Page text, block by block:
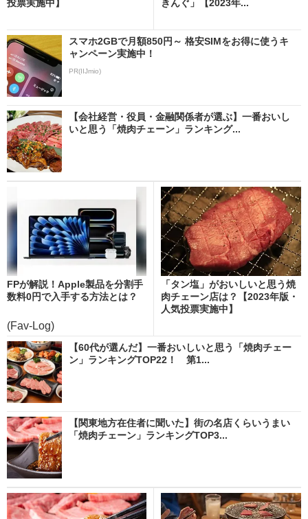
投票実施中】 きんぐ」【2023年...
スマホ2GBで月額850円～ 格安SIMをお得に使うキ
ャンペーン実施中！
PR(IIJmio)
【会社経営・役員・金融関係者が選ぶ】一番おいし
いと思う「焼肉チェーン」ランキング...
FPが解説！Apple製品を分割手
数料0円で入手する方法とは？
(Fav-Log)
「タン塩」がおいしいと思う焼
肉チェーン店は？【2023年版・
人気投票実施中】
【60代が選んだ】一番おいしいと思う「焼肉チェー
ン」ランキングTOP22！ 第1...
【関東地方在住者に聞いた】街の名店くらいうまい
「焼肉チェーン」ランキングTOP3...